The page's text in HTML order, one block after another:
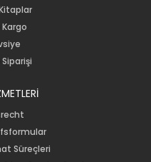
Süreçleri